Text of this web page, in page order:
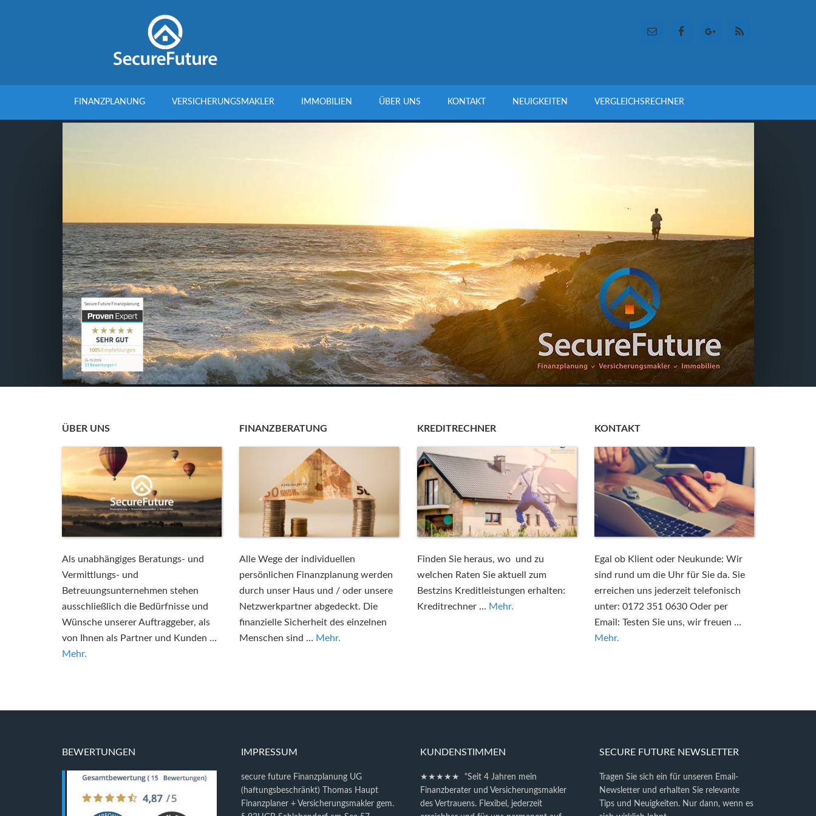
FINANZPLANUNG VERSICHERUNGSMAKLER IMMOBILIEN ÜBER UNS KONTAKT NEUIGKEITEN VERGLEICHSRECHNER
ÜBER UNS
Als unabhängiges Beratungs- und
Vermittlungs- und
Betreuungsunternehmen stehen
ausschließlich die Bedürfnisse und
Wünsche unserer Auftraggeber, als
von Ihnen als Partner und Kunden …
Mehr.
FINANZBERATUNG
Alle Wege der individuellen
persönlichen Finanzplanung werden
durch unser Haus und / oder unsere
Netzwerkpartner abgedeckt. Die
finanzielle Sicherheit des einzelnen
Menschen sind … Mehr.
KREDITRECHNER
Finden Sie heraus, wo und zu
welchen Raten Sie aktuell zum
Bestzins Kreditleistungen erhalten:
Kreditrechner … Mehr.
KONTAKT
Egal ob Klient oder Neukunde: Wir
sind rund um die Uhr für Sie da. Sie
erreichen uns jederzeit telefonisch
unter: 0172 351 0630 Oder per
Email: Testen Sie uns, wir freuen …
Mehr.
BEWERTUNGEN IMPRESSUM
secure future Finanzplanung UG
(haftungsbeschränkt) Thomas Haupt
Finanzplaner + Versicherungsmakler gem.
KUNDENSTIMMEN
★★★★★ "Seit 4 Jahren mein
Finanzberater und Versicherungsmakler
des Vertrauens. Flexibel, jederzeit
SECURE FUTURE NEWSLETTER
Tragen Sie sich ein für unseren Email-
Newsletter und erhalten Sie relevante
Tips und Neuigkeiten. Nur dann, wenn es